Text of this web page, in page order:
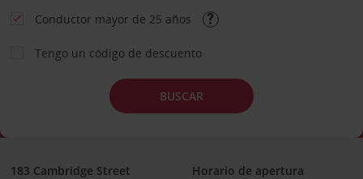
Conductor mayor de 25 años
Tengo un código de descuento
BUSCAR
183 Cambridge Street
Horario de apertura